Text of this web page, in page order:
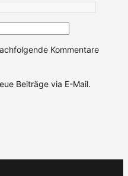
Kommentare
Beiträge via E-Mail.